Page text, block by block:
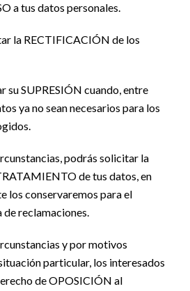
a tus datos personales.
la RECTIFICACIÓN de los
su SUPRESIÓN cuando, entre
ya no sean necesarios para los
podrás solicitar la
de tus datos, en
los conservaremos para el
reclamaciones.
y por motivos
particular, los interesados
de OPOSICIÓN al